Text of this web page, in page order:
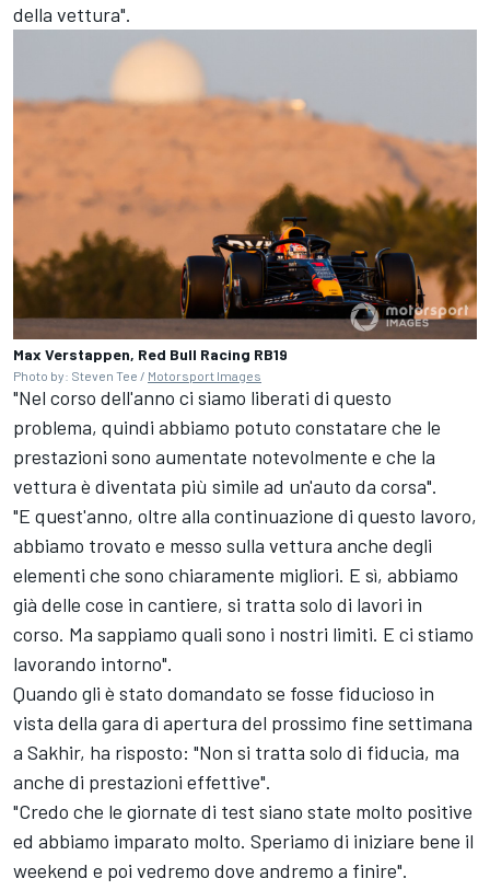
della vettura".
Max Verstappen, Red Bull Racing RB19
Photo by: Steven Tee / Motorsport Images
"Nel corso dell'anno ci siamo liberati di questo
problema, quindi abbiamo potuto constatare che le
prestazioni sono aumentate notevolmente e che la
vettura è diventata più simile ad un'auto da corsa".
"E quest'anno, oltre alla continuazione di questo lavoro,
abbiamo trovato e messo sulla vettura anche degli
elementi che sono chiaramente migliori. E sì, abbiamo
già delle cose in cantiere, si tratta solo di lavori in
corso. Ma sappiamo quali sono i nostri limiti. E ci stiamo
lavorando intorno".
Quando gli è stato domandato se fosse fiducioso in
vista della gara di apertura del prossimo fine settimana
a Sakhir, ha risposto: "Non si tratta solo di fiducia, ma
anche di prestazioni effettive".
"Credo che le giornate di test siano state molto positive
ed abbiamo imparato molto. Speriamo di iniziare bene il
weekend e poi vedremo dove andremo a finire".